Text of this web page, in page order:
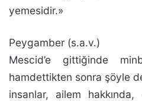
yemesidir.»
Peygamber (s.a.v.)
Mescid’e gittiğinde
hamdettikten sonra şöyle
insanlar, ailem